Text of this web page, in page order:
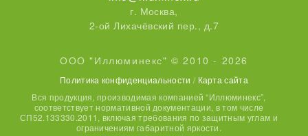
ООО "Иллюминекс" © 2010 - 2026
Политика конфиденциальности / Карта сайта
Вся продукция, производимая компанией “Иллюминекс”,
соответствует нормативной документации, в том числе
СП52.133330.2011, включая требования по защитным углам и
ограничениям габаритной яркости.
г. Москва,
2-ой Лихачёвский пер., д.7